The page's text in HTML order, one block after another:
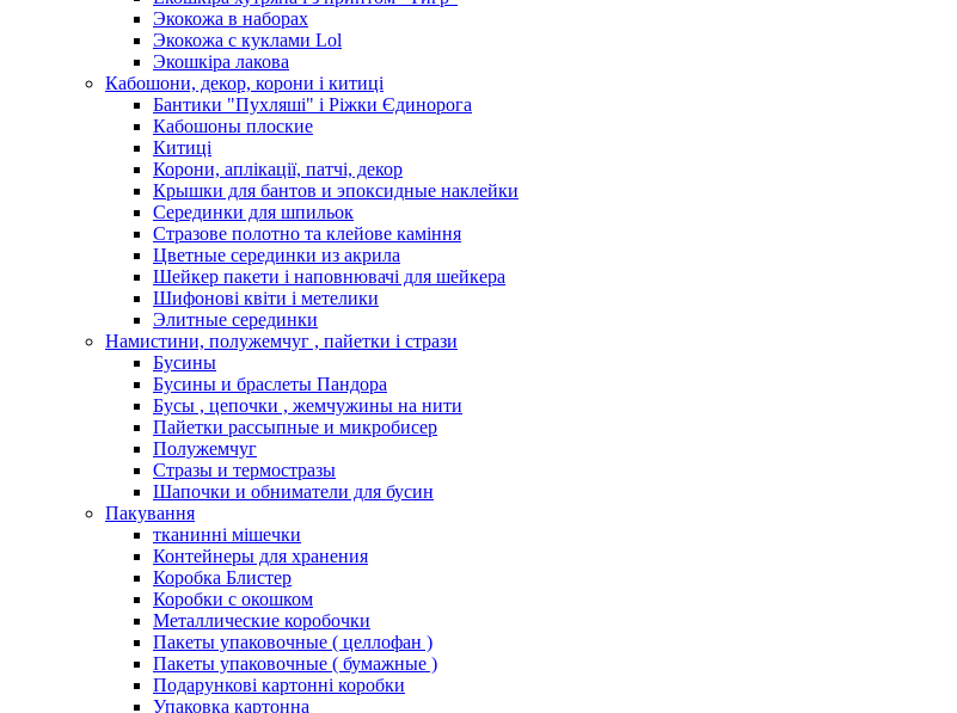
Экокожа в наборах
Экокожа с куклами Lol
Экошкiра лакова
Кабошони, декор, корони і китиці
Бантики "Пухляші" і Ріжки Єдинорога
Кабошоны плоские
Китиці
Корони, аплікації, патчі, декор
Крышки для бантов и эпоксидные наклейки
Серединки для шпильок
Стразове полотно та клейове каміння
Цветные серединки из акрила
Шейкер пакети і наповнювачі для шейкера
Шифонові квіти і метелики
Элитные серединки
Намистини, полужемчуг , пайетки і стрази
Бусины
Бусины и браслеты Пандора
Бусы , цепочки , жемчужины на нити
Пайетки рассыпные и микробисер
Полужемчуг
Стразы и термостразы
Шапочки и обниматели для бусин
Пакування
тканинні мішечки
Контейнеры для хранения
Коробка Блистер
Коробки с окошком
Металлические коробочки
Пакеты упаковочные ( целлофан )
Пакеты упаковочные ( бумажные )
Подарункові картонні коробки
Упаковка картонна